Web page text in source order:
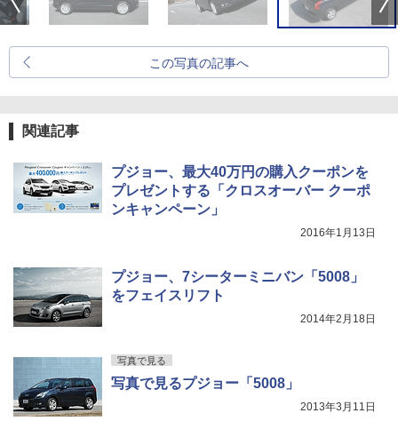
この写真の記事へ
関連記事
プジョー、最大40万円の購入クーポンを
プレゼントする「クロスオーバー クーポ
ンキャンペーン」
2016年1月13日
プジョー、7シーターミニバン「5008」
をフェイスリフト
2014年2月18日
写真で見る
写真で見るプジョー「5008」
2013年3月11日